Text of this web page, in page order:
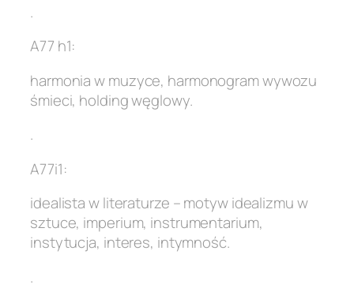
.
A77 h1:
harmonia w muzyce, harmonogram wywozu
śmieci, holding węglowy.
.
A77i1:
idealista w literaturze – motyw idealizmu w
sztuce, imperium, instrumentarium,
instytucja, interes, intymność.
.